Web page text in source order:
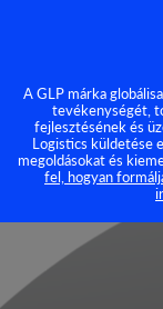
A GLP márka
tevékenységét,
fejlesztésének és
Logistics küldetése
megoldásokat és
fel, hogyan